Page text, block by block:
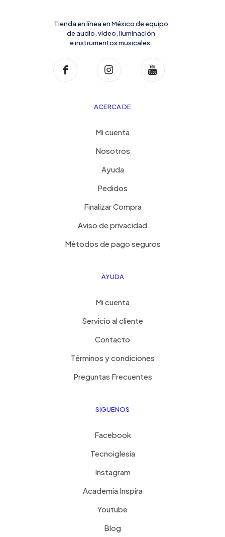
Tienda en línea en México de equipo
de audio, video, iluminación
e instrumentos musicales.
ACERCA DE
Mi cuenta
Nosotros
Ayuda
Pedidos
Finalizar Compra
Aviso de privacidad
Métodos de pago seguros
AYUDA
Mi cuenta
Servicio al cliente
Contacto
Términos y condiciones
Preguntas Frecuentes
SIGUENOS
Facebook
Tecnoiglesia
Instagram
Academia Inspira
Youtube
Blog